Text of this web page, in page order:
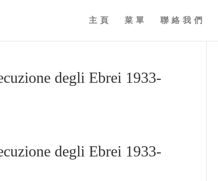
主頁 菜單 聯絡我們
degli Ebrei 1933-
degli Ebrei 1933-